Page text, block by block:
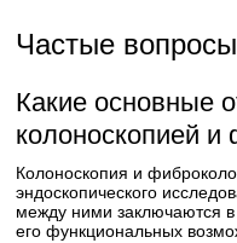
Частые вопросы
Какие основные
колоноскопией и
Колоноскопия и
эндоскопического
между ними заключаются в
его функциональных